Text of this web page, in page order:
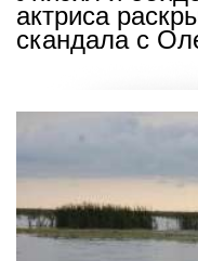
актриса
скандала с